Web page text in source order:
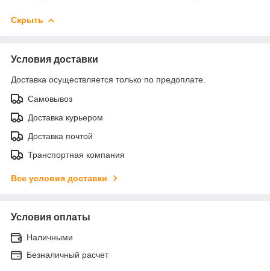
Скрыть
Условия доставки
Доставка осуществляется только по предоплате.
Самовывоз
Доставка курьером
Доставка почтой
Транспортная компания
Все условия доставки
Условия оплаты
Наличными
Безналичный расчет